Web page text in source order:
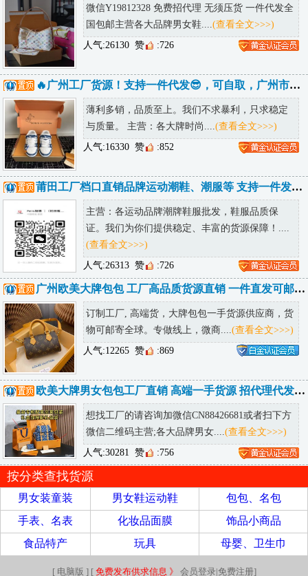
微信Y19812328 免费招代理 无须压货 一件代发全
国包邮主营各大品牌男女鞋.... (查看全文>>>)
人气:26130 赞 :726
🔥广州工厂货源！支持一件代发😎，可自取，广州市内可送货上门
薄利多销，品质至上。我们不求暴利，只求稳定
与质量。 主营：各大牌时尚.... (查看全文>>>)
人气:16330 赞 :852
莆田工厂档口直销品牌运动潮鞋、潮服等 支持一件发货 提供精修实拍
主营：各运动品牌潮牌鞋服批发，鞋服品质保
证。我们为你们提供稳定、丰富的货源保障！....
(查看全文>>>)
人气:26313 赞 :726
广州欧美大牌包包 工厂高品质货源直销 一件直发可邮全球
订制工厂, 高端货，大牌包包一手货源供应商，货
物可邮寄全球。专做线上，微商.... (查看全文>>>)
人气:12265 赞 :869
欧美大牌男女包包工厂直销 高端一手货源 招代理代发包邮 可发海外
想找工厂的请咨询加微信CN88426681或者扫下方
微信二维码主营;各大品牌男女.... (查看全文>>>)
人气:30281 赞 :756
按分类查找货源
男女装童装 男女鞋运动鞋
包包、名包
手表、名表
化妆品面膜
饰品小商品
食品特产
玩具 母婴、卫生巾
[ 电脑版 ] [ 免费发布供求信息 》 会员登录|免费注册]